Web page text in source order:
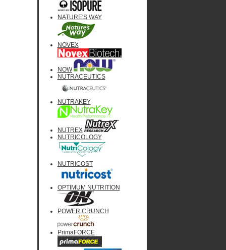
NATURE'S WAY
NOVEX
NOW
NUTRACEUTICS
NUTRAKEY
NUTREX
NUTRICOLOGY
NUTRICOST
OPTIMUM NUTRITION
POWER CRUNCH
PrimaFORCE